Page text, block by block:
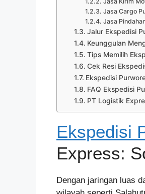
Jasa Cargo
Jasa
Jalur Ekspedisi
Keunggulan
Tips Memilih
Cek Resi
Ekspedisi
FAQ Ekspedisi
PT Logistik
Ekspedisi
Express:
Dengan jaringan luas